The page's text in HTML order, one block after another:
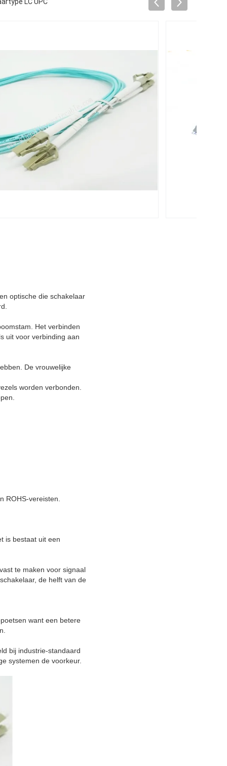
optische die schakelaar
Het verbinden
uit voor verbinding aan
De vrouwelijke
worden verbonden.
ROHS-vereisten.
is bestaat uit een
te maken voor signaal
de helft van de
want een betere
bij industrie-standaard
systemen de voorkeur.